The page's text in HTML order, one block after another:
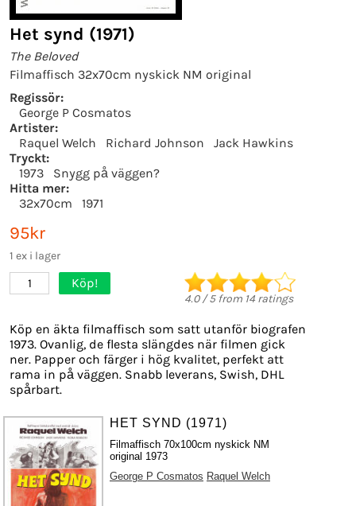
Het synd (1971)
The Beloved
Filmaffisch 32x70cm nyskick NM original
Regissör:
George P Cosmatos
Artister:
Raquel Welch
Richard Johnson
Jack Hawkins
Tryckt:
1973
Snygg på väggen?
Hitta mer:
32x70cm
1971
95kr
1 ex i lager
1 Köp!
4.0/5from 14 ratings
Köp en äkta filmaffisch som satt utanför biografen
1973. Ovanlig, de flesta slängdes när filmen gick
ner. Papper och färger i hög kvalitet, perfekt att
rama in på väggen. Snabb leverans, Swish, DHL
spårbart.
HET SYND (1971)
Filmaffisch 70x100cm nyskick NM
original 1973
George P Cosmatos Raquel Welch